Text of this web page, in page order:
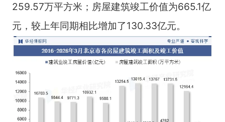
259.57万平方米；房屋建筑竣工价值为665.1亿
元，较上年同期相比增加了130.33亿元。